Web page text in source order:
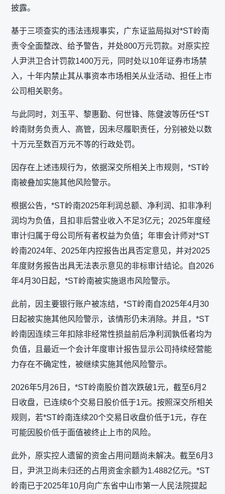
披露。
基于三项查实的违法违规事实，广东证监局拟对*ST岭南
责令全面整改、给予警告，并处800万元罚款。对原实控
人尹洪卫合计罚款1400万元，同时处以10年证券市场禁
入，十年内禁止其从事资本市场相关从业活动、担任上市
公司相关职务。
与此同时，刘玉平、黎惠勤、何世锋、陈健波等历任*ST
岭南财务负责人、高管，因未尽履职责任，分别被处以数
十万元至数百万元不等的行政处罚。
因存在上述违规行为，依据深交所相关上市规则，*ST岭
南被叠加实施其他风险警示。
根据公告，*ST岭南2025年利润总额、净利润、扣非净利
润均为负值，且扣非后营业收入不足3亿元；2025年度经
审计归属于母公司所有者权益为负值；年审会计师对*ST
岭南2024年、2025年内控报告出具否定意见，并对2025
年度财务报告出具无法表示意见的非标审计结论。自2026
年4月30日起，*ST岭南被实施退市风险警示。
此前，因主要银行账户被冻结，*ST岭南自2025年4月30
日起被实施其他风险警示，该情形仍未消除。并且，*ST
岭南因连续三年扣除非经常性损益前后净利润孰低者均为
负值，且最近一个会计年度审计报告显示公司持续经营能
力存在不确定性，被继续实施其他风险警示。
2026年5月26日，*ST岭南股价首次跌破1元，截至6月2
日收盘，已连续6个交易日股价低于1元。按照深交所相关
规则，若*ST岭南连续20个交易日收盘价低于1元，存在
可能因股价低于面值被终止上市的风险。
此外，原实控人遗留的资金占用问题尚未解决。截至6月3
日，尹洪卫尚未归还的占用资金余额为1.4882亿元。*ST
岭南已于2025年10月向广东省中山市第一人民法院提起